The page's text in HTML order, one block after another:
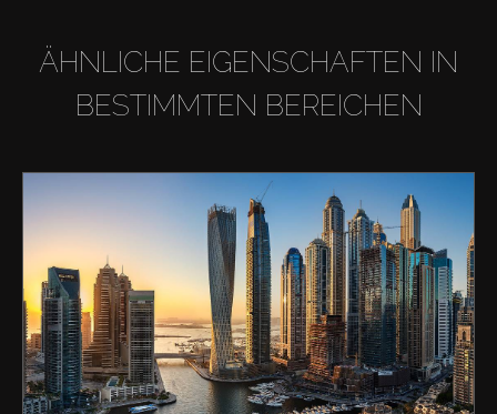
ÄHNLICHE EIGENSCHAFTEN IN
BESTIMMTEN BEREICHEN